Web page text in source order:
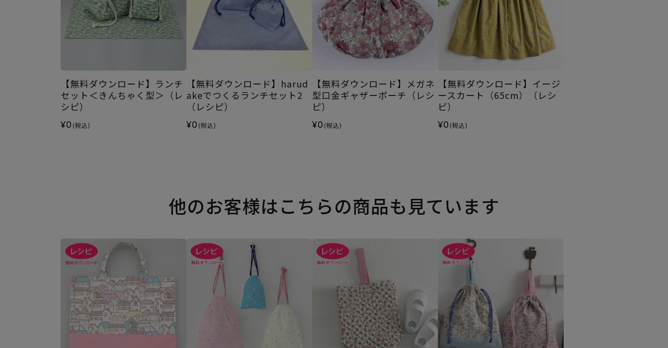
【無料ダウンロード】ランチ
セット＜きんちゃく型＞（レ
シピ）
¥0 (税込)
【無料ダウンロード】harud
akeでつくるランチセット2
（レシピ）
¥0 (税込)
【無料ダウンロード】メガネ
型口金ギャザーポーチ（レシ
ピ）
¥0 (税込)
【無料ダウンロード】イージ
ースカート（65cm）（レシ
ピ）
¥0 (税込)
他のお客様はこちらの商品も見ています